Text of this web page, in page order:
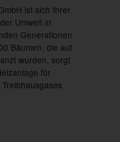
ist sich Ihrer
Umwelt in
Generationen
Bäumen, die auf
wurden, sorgt
für